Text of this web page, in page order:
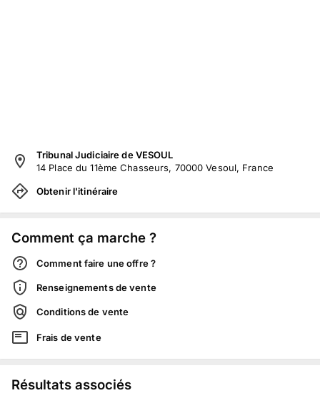
Tribunal Judiciaire de VESOUL
14 Place du 11ème Chasseurs, 70000 Vesoul, France
Obtenir l'itinéraire
Comment ça marche ?
Comment faire une offre ?
Renseignements de vente
Conditions de vente
Frais de vente
Résultats associés